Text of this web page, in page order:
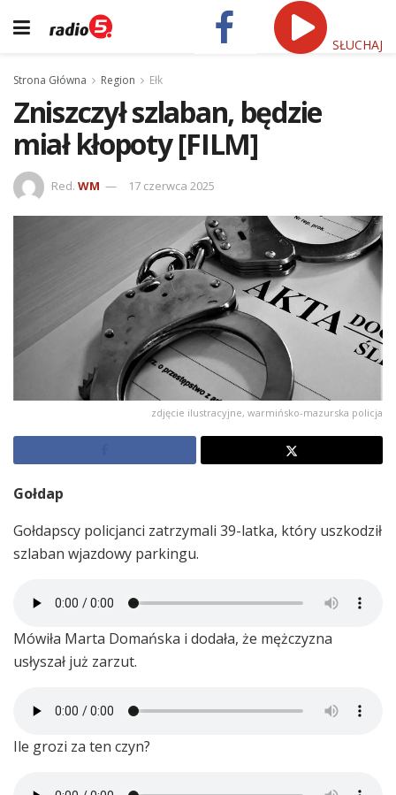
SŁUCHAJ
Strona Główna Region Ełk
Zniszczył szlaban, będzie
miał kłopoty [FILM]
Red. WM 17 czerwca 2025
zdjęcie ilustracyjne, warmińsko-mazurska policja
Gołdap
Gołdapscy policjanci zatrzymali 39-latka, który uszkodził
szlaban wjazdowy parkingu.
Mówiła Marta Domańska i dodała, że mężczyzna
usłyszał już zarzut.
Ile grozi za ten czyn?